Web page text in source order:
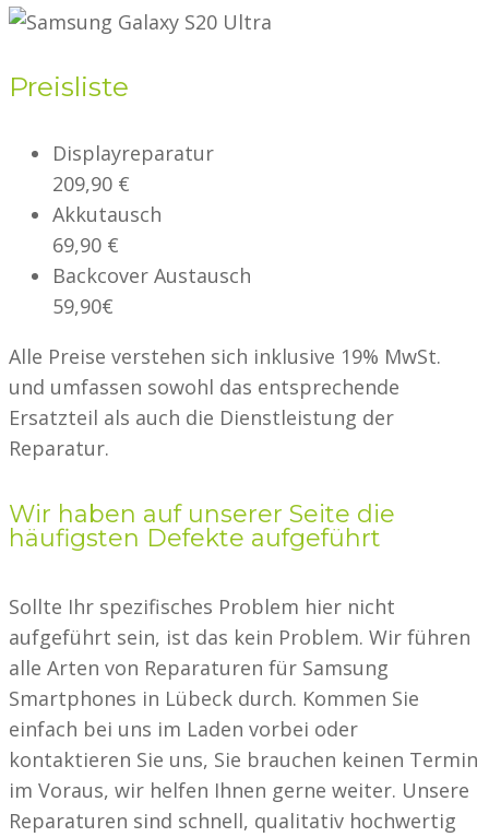
Preisliste
Displayreparatur
209,90 €
Akkutausch
69,90 €
Backcover Austausch
59,90€
Alle Preise verstehen sich inklusive 19% MwSt.
und umfassen sowohl das entsprechende
Ersatzteil als auch die Dienstleistung der
Reparatur.
Wir haben auf unserer Seite die
häufigsten Defekte aufgeführt
Sollte Ihr spezifisches Problem hier nicht
aufgeführt sein, ist das kein Problem. Wir führen
alle Arten von Reparaturen für Samsung
Smartphones in Lübeck durch. Kommen Sie
einfach bei uns im Laden vorbei oder
kontaktieren Sie uns, Sie brauchen keinen Termin
im Voraus, wir helfen Ihnen gerne weiter. Unsere
Reparaturen sind schnell, qualitativ hochwertig